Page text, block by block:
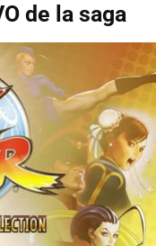
de la saga